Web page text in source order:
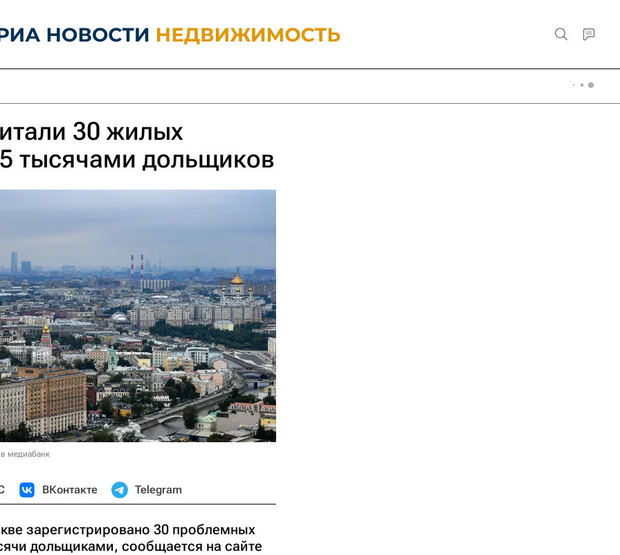
30 жилых
тысячами дольщиков
медиабанк
ВКонтакте Telegram
зарегистрировано 30 проблемных
дольщиками, сообщается на сайте